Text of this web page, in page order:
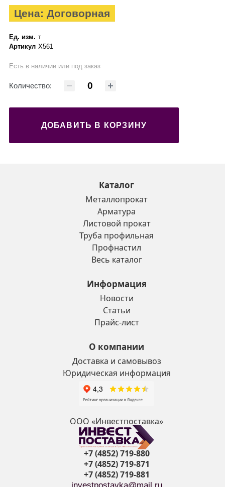
Цена: Договорная
Ед. изм. т
Артикул X561
Есть в наличии или под заказ
Количество:
ДОБАВИТЬ В КОРЗИНУ
Каталог
Металлопрокат
Арматура
Листовой прокат
Труба профильная
Профнастил
Весь каталог
Информация
Новости
Статьи
Прайс-лист
О компании
Доставка и самовывоз
Юридическая информация
ООО «Инвестпоставка»
+7 (4852) 719-880
+7 (4852) 719-871
+7 (4852) 719-881
investpostavka@mail.ru